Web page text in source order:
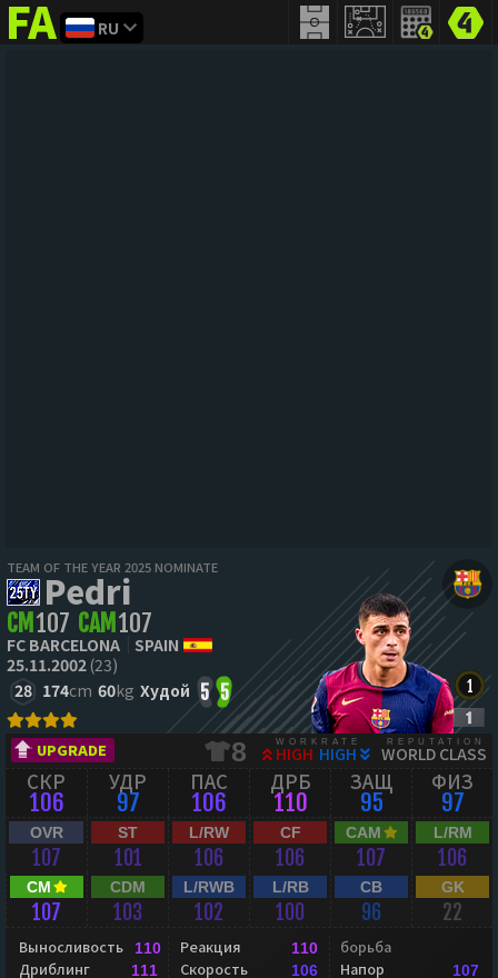
FIFAaddict
RU
TEAM OF THE YEAR 2025 NOMINATE
Pedri
CM 107 CAM 107
FC BARCELONA
SPAIN
25.11.2002(23)
28 174cm 60kg Худой 5 5
UPGRADE 8 WORKRATE
HIGH HIGH
REPUTATION
WORLD CLASS
СКР
106
УДР
97
ПАС
106
ДРБ
110
ЗАЩ
95
ФИЗ
97
OVR
107
ST
101
L/RW
106
CF
106
CAM
107
L/RM
106
CM
107
CDM
103
L/RWB
102
L/RB
100
CB
96
GK
22
Выносливость 110
Дриблинг 111
Реакция 110
Скорость 106
борьба
Напор 107